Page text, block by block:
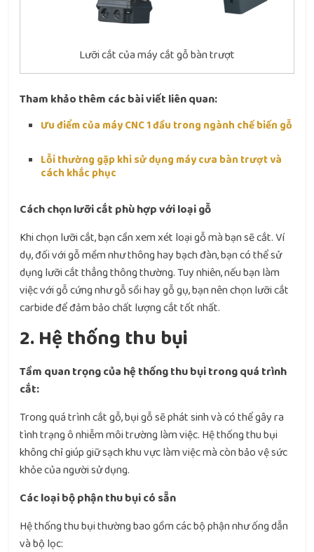
Lưỡi cắt của máy cắt gỗ bàn trượt
Tham khảo thêm các bài viết liên quan:
Ưu điểm của máy CNC 1 đầu trong ngành chế biến gỗ
Lỗi thường gặp khi sử dụng máy cưa bàn trượt và
cách khắc phục
Cách chọn lưỡi cắt phù hợp với loại gỗ
Khi chọn lưỡi cắt, bạn cần xem xét loại gỗ mà bạn sẽ cắt. Ví
dụ, đối với gỗ mềm như thông hay bạch đàn, bạn có thể sử
dụng lưỡi cắt thẳng thông thường. Tuy nhiên, nếu bạn làm
việc với gỗ cứng như gỗ sồi hay gỗ gụ, bạn nên chọn lưỡi cắt
carbide để đảm bảo chất lượng cắt tốt nhất.
2. Hệ thống thu bụi
Tầm quan trọng của hệ thống thu bụi trong quá trình
cắt:
Trong quá trình cắt gỗ, bụi gỗ sẽ phát sinh và có thể gây ra
tình trạng ô nhiễm môi trường làm việc. Hệ thống thu bụi
không chỉ giúp giữ sạch khu vực làm việc mà còn bảo vệ sức
khỏe của người sử dụng.
Các loại bộ phận thu bụi có sẵn
Hệ thống thu bụi thường bao gồm các bộ phận như ống dẫn
và bộ lọc: